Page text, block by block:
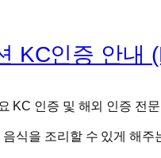
KC인증 안내
KC 인증 및 해외 인증 전
음식을 조리할 수 있게 해주